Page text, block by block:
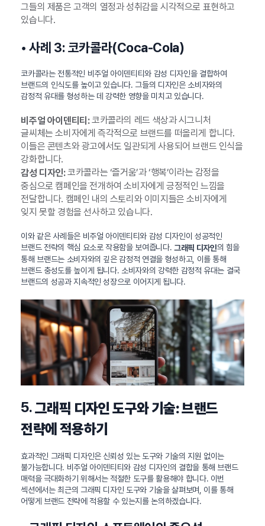
그들의 제품은 고객의 열정과 성취감을 시각적으로 표현하고
있습니다.
• 사례 3: 코카콜라(Coca-Cola)
코카콜라는 전통적인 비주얼 아이덴티티와 감성 디자인을 결합하여
브랜드의 인식도를 높이고 있습니다. 그들의 디자인은 소비자와의
감정적 유대를 형성하는 데 강력한 영향을 미치고 있습니다.
비주얼 아이덴티티:코카콜라의 레드 색상과 시그니처
글씨체는 소비자에게 즉각적으로 브랜드를 떠올리게 합니다.
이들은 콘텐츠와 광고에서도 일관되게 사용되어 브랜드 인식을
강화합니다.
감성 디자인:코카콜라는 ‘즐거움’과 ‘행복’이라는 감정을
중심으로 캠페인을 전개하여 소비자에게 긍정적인 느낌을
전달합니다. 캠페인 내의 스토리와 이미지들은 소비자에게
잊지 못할 경험을 선사하고 있습니다.
이와 같은 사례들은 비주얼 아이덴티티와 감성 디자인이 성공적인
브랜드 전략의 핵심 요소로 작용함을 보여줍니다. 그래픽 디자인의 힘을
통해 브랜드는 소비자와의 깊은 감정적 연결을 형성하고, 이를 통해
브랜드 충성도를 높이게 됩니다. 소비자와의 강력한 감정적 유대는 결국
브랜드의 성공과 지속적인 성장으로 이어지게 됩니다.
5.그래픽 디자인 도구와 기술: 브랜드
전략에 적용하기
효과적인 그래픽 디자인은 신뢰성 있는 도구와 기술의 지원 없이는
불가능합니다. 비주얼 아이덴티티와 감성 디자인의 결합을 통해 브랜드
매력을 극대화하기 위해서는 적절한 도구를 활용해야 합니다. 이번
섹션에서는 최근의 그래픽 디자인 도구와 기술을 살펴보며, 이를 통해
어떻게 브랜드 전략에 적용할 수 있는지를 논의하겠습니다.